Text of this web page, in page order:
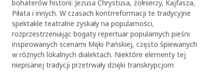
bohaterów historii: Jezusa Chrystusa, żołnierzy, Kajfasza,
Piłata i innych. W czasach kontrreformacji te tradycyjne
spektakle teatralne zyskały na popularności,
rozprzestrzeniając bogaty repertuar popularnych pieśni
inspirowanych scenami Męki Pańskiej, często śpiewanych
w różnych lokalnych dialektach. Niektóre elementy tej
niepisanej tradycji przetrwały dzięki transkrypcjom